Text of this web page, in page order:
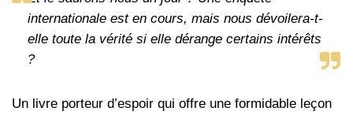
internationale est en cours, mais nous dévoilera-t-
elle toute la vérité si elle dérange certains intérêts
?
Un livre porteur d’espoir qui offre une formidable leçon